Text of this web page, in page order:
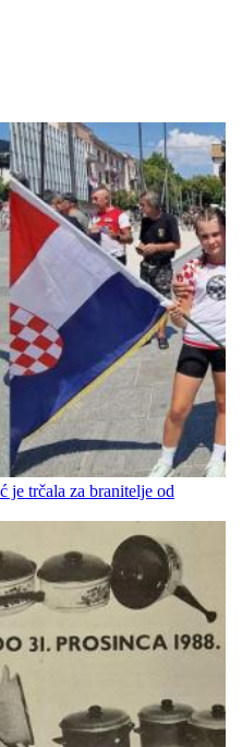
je trčala za branitelje od